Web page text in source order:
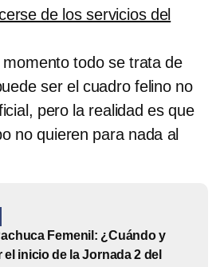
de los servicios del
todo se trata de
ser el cuadro felino no
pero la realidad es que
no quieren para nada al
Femenil: ¿Cuándo y
inicio de la Jornada 2 del